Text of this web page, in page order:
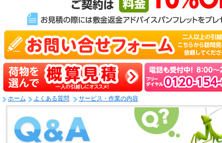
ホーム よくある質問 サービス・作業の内容